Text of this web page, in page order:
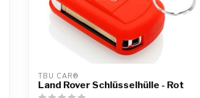
TBU CAR®
Land Rover Schlüsselhülle - Rot